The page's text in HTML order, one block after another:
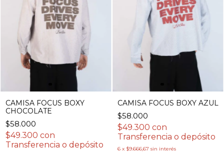
CAMISA FOCUS BOXY
CHOCOLATE
$58.000
$49.300 con
Transferencia o depósito
CAMISA FOCUS BOXY AZUL
$58.000
$49.300 con
Transferencia o depósito
6 x $9.666,67 sin interés